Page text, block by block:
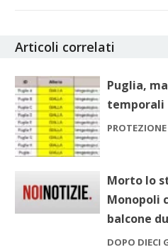
Articoli correlati
Puglia,
temporali
Morto lo
Monopoli
balcone
DOPO DIECI